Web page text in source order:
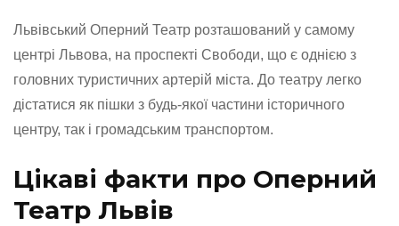
Львівський Оперний Театр розташований у самому
центрі Львова, на проспекті Свободи, що є однією з
головних туристичних артерій міста. До театру легко
дістатися як пішки з будь-якої частини історичного
центру, так і громадським транспортом.
Цікаві факти про Оперний
Театр Львів